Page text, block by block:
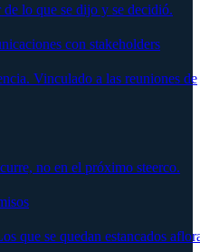
lo que se dijo y se decidió.
con stakeholders
Vinculado a las reuniones de
no en el próximo steerco.
que se quedan estancados